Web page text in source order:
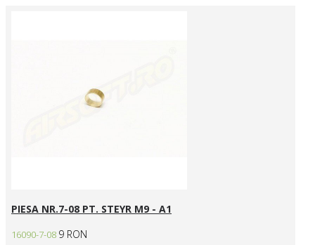
PIESA NR.7-08 PT. STEYR M9 - A1
16090-7-08 9 RON